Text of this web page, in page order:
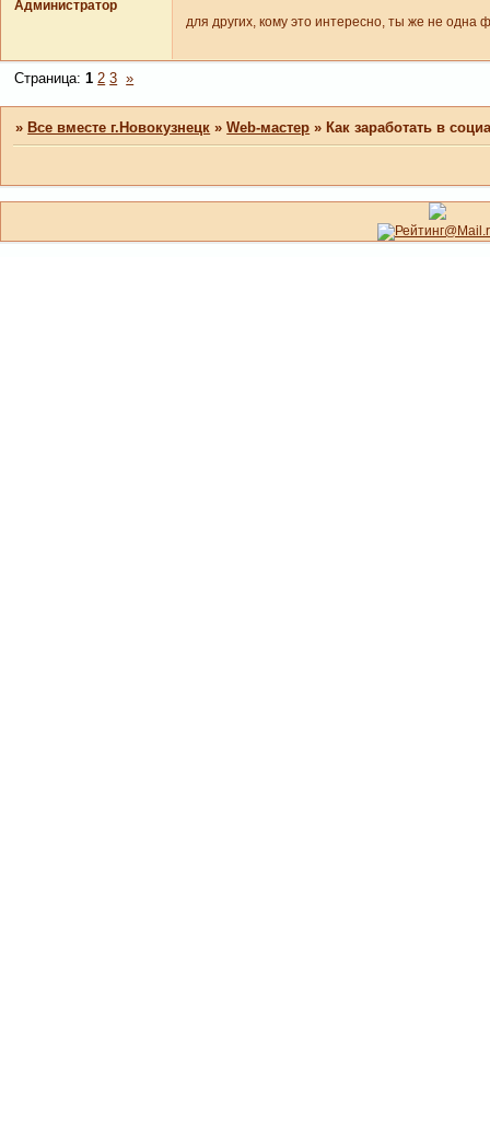
Администратор
для других, кому это интересно, ты же не одна
Страница:1 2 3 »
»Все вместе г.Новокузнецк »Web-мастер »Как заработать в